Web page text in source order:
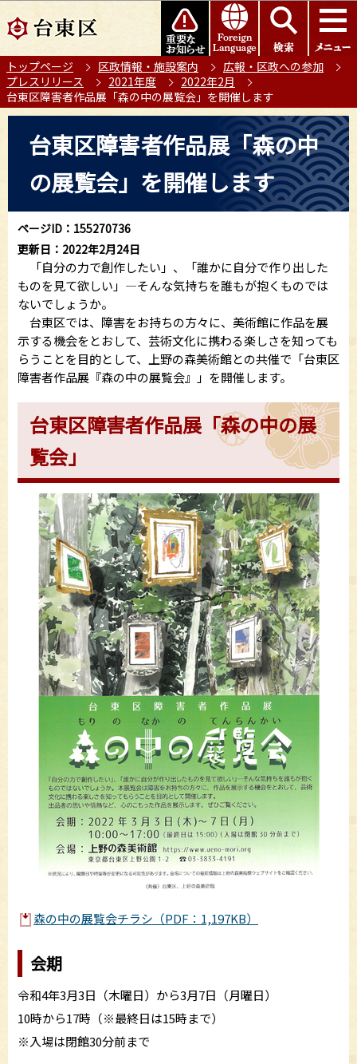
の
ー
ジ
の
このページの本文へ移動
トップページ 区政情報・施設案内
広報・区政への参加
プレスリリース
2021年度
2022年2月
台東区障害者作品展「森の中の展覧会」を開催します
ら
台東区障害者作品展「森の中
の展覧会」を開催します
ページID：155270736
更新日：2022年2月24日
「自分の力で創作したい」、「誰かに自分で作り出した
ものを見て欲しい」―そんな気持ちを誰もが抱くものでは
ないでしょうか。
台東区では、障害をお持ちの方々に、美術館に作品を展
示する機会をとおして、芸術文化に携わる楽しさを知っても
らうことを目的として、上野の森美術館との共催で「台東区
障害者作品展『森の中の展覧会』」を開催します。
台東区障害者作品展「森の中の展
覧会」
森の中の展覧会チラシ（PDF：1,197KB）
会期
令和4年3月3日（木曜日）から3月7日（月曜日）
10時から17時（※最終日は15時まで）
※入場は閉館30分前まで